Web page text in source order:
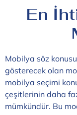
En
Mobilya söz
gösterecek olan
mobilya seçimi
çeşitlerinin daha
mümkündür. Bu